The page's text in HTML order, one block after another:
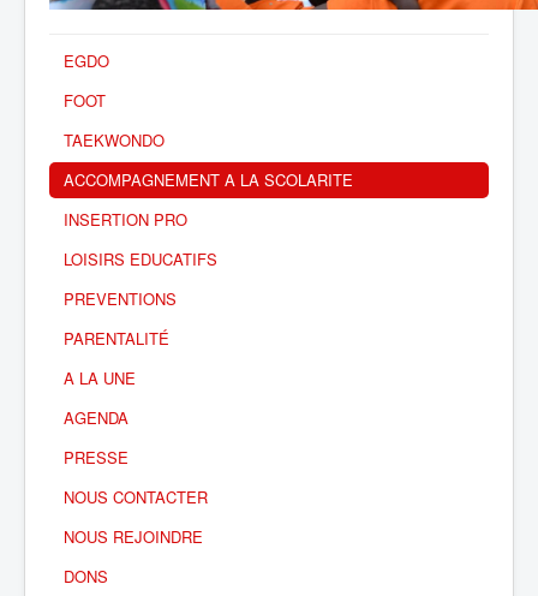
EGDO
FOOT
TAEKWONDO
ACCOMPAGNEMENT A LA SCOLARITE
INSERTION PRO
LOISIRS EDUCATIFS
PREVENTIONS
PARENTALITÉ
A LA UNE
AGENDA
PRESSE
NOUS CONTACTER
NOUS REJOINDRE
DONS